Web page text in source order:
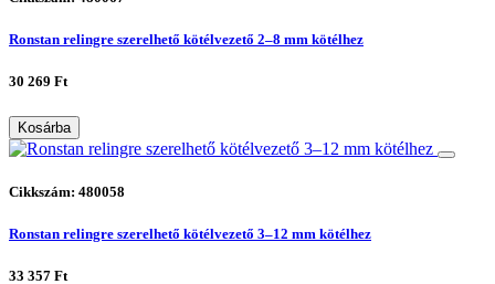
Ronstan relingre szerelhető kötélvezető 2–8 mm kötélhez
30 269 Ft
Kosárba
Cikkszám: 480058
Ronstan relingre szerelhető kötélvezető 3–12 mm kötélhez
33 357 Ft